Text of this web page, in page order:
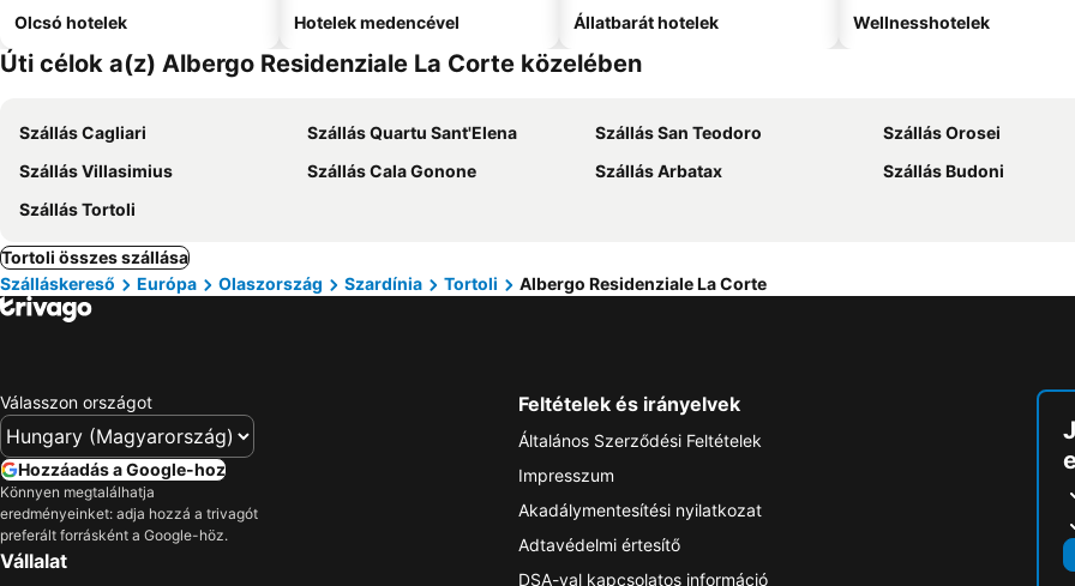
Olcsó hotelek Hotelek medencével Állatbarát hotelek Wellnesshotelek
Úti célok a(z) Albergo Residenziale La Corte közelében
Szállás Cagliari Szállás Quartu Sant'Elena Szállás San Teodoro
Szállás Orosei
Szállás Villasimius
Szállás Cala Gonone Szállás Arbatax
Szállás Budoni
Szállás Tortoli
Tortoli összes szállása
Szálláskereső
Európa Olaszország Szardínia Tortoli Albergo Residenziale La Corte
Válasszon országot
Hozzáadás a Google-hoz
Könnyen megtalálhatja
eredményeinket: adja hozzá a trivagót
preferált forrásként a Google-höz.
Vállalat
Feltételek és irányelvek
Általános Szerződési Feltételek
Impresszum
Akadálymentesítési nyilatkozat
Adtavédelmi értesítő
DSA-val kapcsolatos információ